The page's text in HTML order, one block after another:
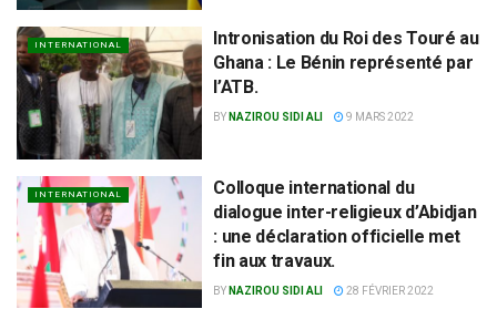
INTERNATIONAL
Intronisation du Roi des Touré au
Ghana : Le Bénin représenté par
l’ATB.
BY NAZIROU SIDI ALI 9 MARS 2022
INTERNATIONAL
Colloque international du
dialogue inter-religieux d’Abidjan
: une déclaration officielle met
fin aux travaux.
BY NAZIROU SIDI ALI 28 FÉVRIER 2022